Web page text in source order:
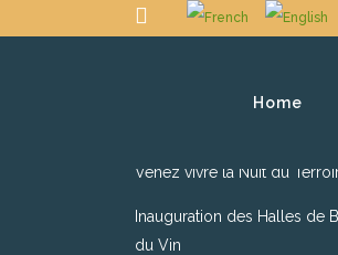
Home
Venez vivre la Nuit du
Inauguration des Halles de
du Vin